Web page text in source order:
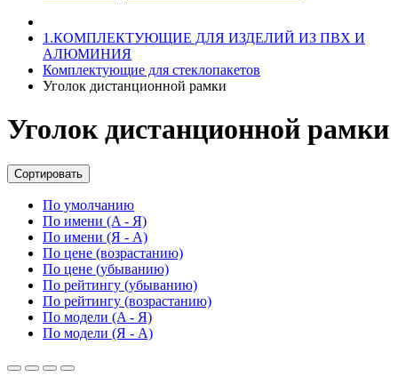
1.КОМПЛЕКТУЮЩИЕ ДЛЯ ИЗДЕЛИЙ ИЗ ПВХ И
АЛЮМИНИЯ
Комплектующие для стеклопакетов
Уголок дистанционной рамки
Уголок дистанционной рамки
Сортировать
По умолчанию
По имени (A - Я)
По имени (Я - A)
По цене (возрастанию)
По цене (убыванию)
По рейтингу (убыванию)
По рейтингу (возрастанию)
По модели (A - Я)
По модели (Я - A)